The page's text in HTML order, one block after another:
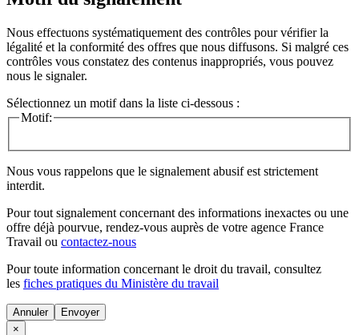
Nous effectuons systématiquement des contrôles pour vérifier la
légalité et la conformité des offres que nous diffusons. Si malgré ces
contrôles vous constatez des contenus inappropriés, vous pouvez
nous le signaler.
Sélectionnez un motif dans la liste ci-dessous :
Motif:
Nous vous rappelons que le signalement abusif est strictement
interdit.
Pour tout signalement concernant des informations inexactes ou une
offre déjà pourvue, rendez-vous auprès de votre agence France
Travail ou contactez-nous
Pour toute information concernant le droit du travail, consultez
les fiches pratiques du Ministère du travail
Annuler
×